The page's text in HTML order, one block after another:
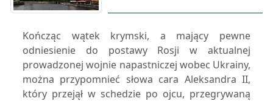
Kończąc wątek krymski, a mający pewne
odniesienie do postawy Rosji w aktualnej
prowadzonej wojnie napastniczej wobec Ukrainy,
można przypomnieć słowa cara Aleksandra II,
który przejął w schedzie po ojcu, przegrywaną